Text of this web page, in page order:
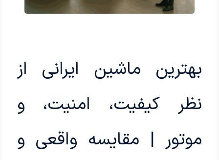
بهترین ماشین ایرانی از
نظر کیفیت، امنیت، و
موتور | مقایسه واقعی و